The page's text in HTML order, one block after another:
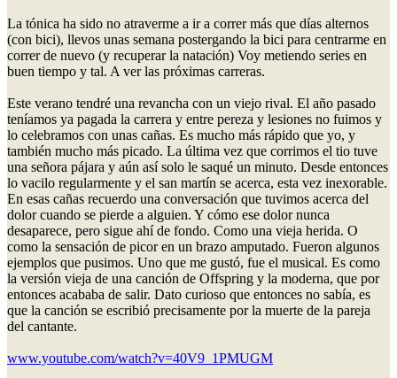
La tónica ha sido no atraverme a ir a correr más que días alternos
(con bici), llevos unas semana postergando la bici para centrarme en
correr de nuevo (y recuperar la natación) Voy metiendo series en
buen tiempo y tal. A ver las próximas carreras.
Este verano tendré una revancha con un viejo rival. El año pasado
teníamos ya pagada la carrera y entre pereza y lesiones no fuimos y
lo celebramos con unas cañas. Es mucho más rápido que yo, y
también mucho más picado. La última vez que corrimos el tio tuve
una señora pájara y aún así solo le saqué un minuto. Desde entonces
lo vacilo regularmente y el san martín se acerca, esta vez inexorable.
En esas cañas recuerdo una conversación que tuvimos acerca del
dolor cuando se pierde a alguien. Y cómo ese dolor nunca
desaparece, pero sigue ahí de fondo. Como una vieja herida. O
como la sensación de picor en un brazo amputado. Fueron algunos
ejemplos que pusimos. Uno que me gustó, fue el musical. Es como
la versión vieja de una canción de Offspring y la moderna, que por
entonces acababa de salir. Dato curioso que entonces no sabía, es
que la canción se escribió precisamente por la muerte de la pareja
del cantante.
www.youtube.com/watch?v=40V9_1PMUGM